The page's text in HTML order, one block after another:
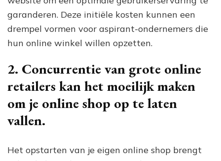
garanderen. Deze initiële kosten kunnen een
drempel vormen voor aspirant-ondernemers die
hun online winkel willen opzetten.
2. Concurrentie van grote online
retailers kan het moeilijk maken
om je online shop op te laten
vallen.
Het opstarten van je eigen online shop brengt